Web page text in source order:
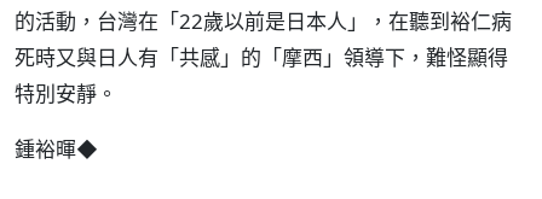
的活動，台灣在「22歲以前是日本人」，在聽到裕仁病
死時又與日人有「共感」的「摩西」領導下，難怪顯得
特別安靜。
鍾裕暉◆